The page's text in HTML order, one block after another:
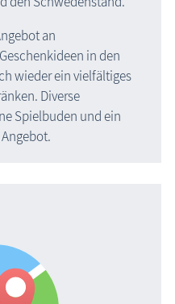
an
in den
wieder ein vielfältiges
Diverse
Spielbuden und ein